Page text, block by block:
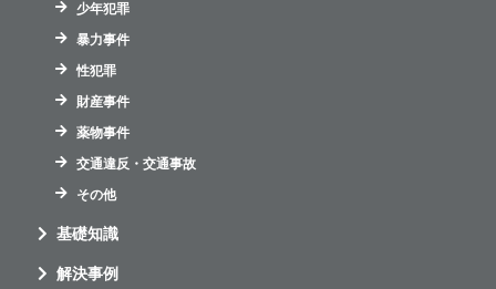
少年犯罪
暴力事件
性犯罪
財産事件
薬物事件
交通違反・交通事故
その他
基礎知識
解決事例